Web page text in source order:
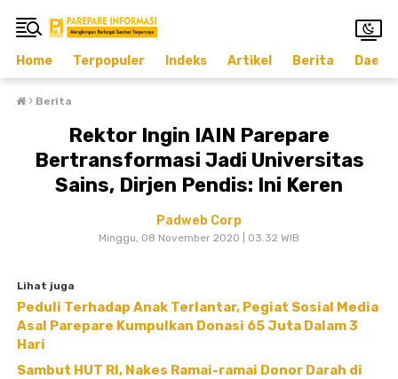
Home Terpopuler Indeks Artikel Berita
› Berita
Rektor Ingin IAIN Parepare
Bertransformasi Jadi Universitas
Sains, Dirjen Pendis: Ini Keren
Padweb Corp
Minggu, 08 November 2020 | 03.32 WIB
Lihat juga
Peduli Terhadap Anak Terlantar, Pegiat Sosial Media
Asal Parepare Kumpulkan Donasi 65 Juta Dalam 3
Hari
Sambut HUT RI, Nakes Ramai-ramai Donor Darah di